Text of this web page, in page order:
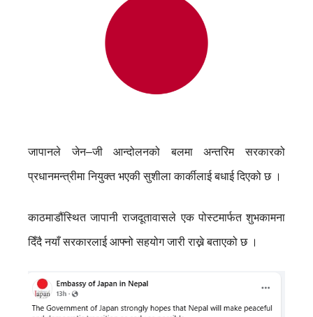
जापानले जेन–जी आन्दोलनको बलमा अन्तरिम सरकारको
प्रधानमन्त्रीमा नियुक्त भएकी सुशीला कार्कीलाई बधाई दिएको छ ।
काठमाडौंस्थित जापानी राजदूतावासले एक पोस्टमार्फत शुभकामना
दिँदै नयाँ सरकारलाई आफ्नो सहयोग जारी राख्ने बताएको छ ।